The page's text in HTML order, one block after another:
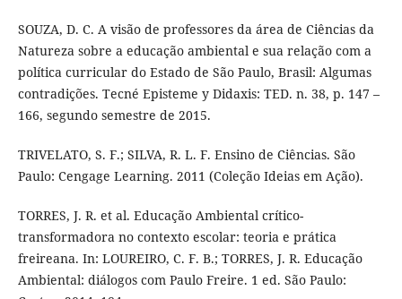
SOUZA, D. C. A visão de professores da área de Ciências da
Natureza sobre a educação ambiental e sua relação com a
política curricular do Estado de São Paulo, Brasil: Algumas
contradições. Tecné Episteme y Didaxis: TED. n. 38, p. 147 –
166, segundo semestre de 2015.
TRIVELATO, S. F.; SILVA, R. L. F. Ensino de Ciências. São
Paulo: Cengage Learning. 2011 (Coleção Ideias em Ação).
TORRES, J. R. et al. Educação Ambiental crítico-
transformadora no contexto escolar: teoria e prática
freireana. In: LOUREIRO, C. F. B.; TORRES, J. R. Educação
Ambiental: diálogos com Paulo Freire. 1 ed. São Paulo: